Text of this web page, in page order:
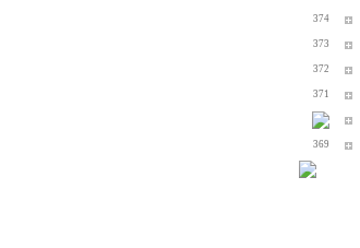
374
373
372
371
369